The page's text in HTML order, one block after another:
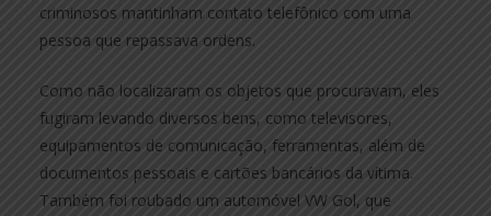
criminosos mantinham contato telefônico com uma
pessoa que repassava ordens.
Como não localizaram os objetos que procuravam, eles
fugiram levando diversos bens, como televisores,
equipamentos de comunicação, ferramentas, além de
documentos pessoais e cartões bancários da vítima.
Também foi roubado um automóvel VW Gol, que